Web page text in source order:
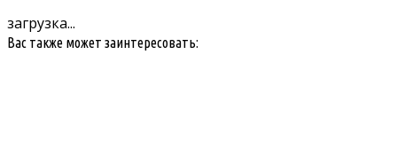
загрузка...
Вас также может заинтересовать: